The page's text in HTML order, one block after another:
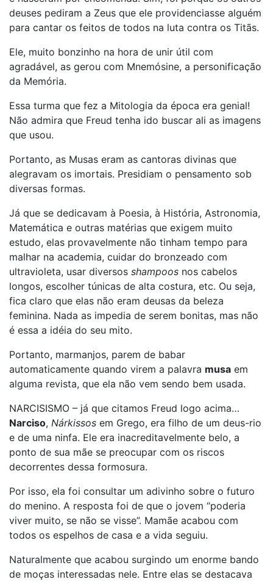
deuses pediram a Zeus que ele providenciasse alguém
para cantar os feitos de todos na luta contra os Titãs.
Ele, muito bonzinho na hora de unir útil com
agradável, as gerou com Mnemósine, a personificação
da Memória.
Essa turma que fez a Mitologia da época era genial!
Não admira que Freud tenha ido buscar ali as imagens
que usou.
Portanto, as Musas eram as cantoras divinas que
alegravam os imortais. Presidiam o pensamento sob
diversas formas.
Já que se dedicavam à Poesia, à História, Astronomia,
Matemática e outras matérias que exigem muito
estudo, elas provavelmente não tinham tempo para
malhar na academia, cuidar do bronzeado com
ultravioleta, usar diversos shampoos nos cabelos
longos, escolher túnicas de alta costura, etc. Ou seja,
fica claro que elas não eram deusas da beleza
feminina. Nada as impedia de serem bonitas, mas não
é essa a idéia do seu mito.
Portanto, marmanjos, parem de babar
automaticamente quando virem a palavra musa em
alguma revista, que ela não vem sendo bem usada.
NARCISISMO – já que citamos Freud logo acima…
Narciso, Nárkissos em Grego, era filho de um deus-rio
e de uma ninfa. Ele era inacreditavelmente belo, a
ponto de sua mãe se preocupar com os riscos
decorrentes dessa formosura.
Por isso, ela foi consultar um adivinho sobre o futuro
do menino. A resposta foi de que o jovem “poderia
viver muito, se não se visse”. Mamãe acabou com
todos os espelhos de casa e a vida seguiu.
Naturalmente que acabou surgindo um enorme bando
de moças interessadas nele. Entre elas se destacava